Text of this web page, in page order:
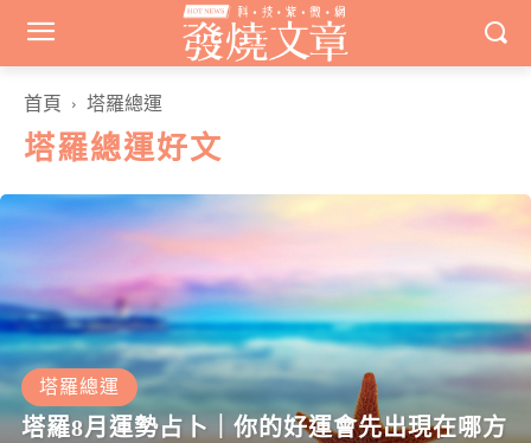
首頁 塔羅總運
塔羅總運好文
塔羅總運
塔羅8月運勢占卜｜你的好運會先出現在哪方